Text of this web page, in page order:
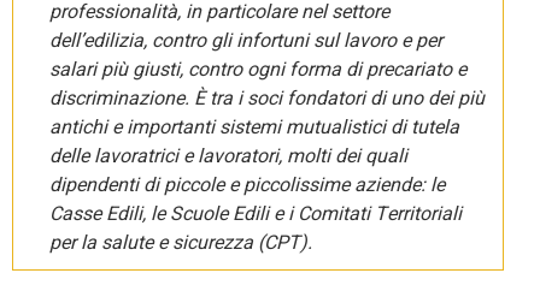
professionalità, in particolare nel settore
dell’edilizia, contro gli infortuni sul lavoro e per
salari più giusti, contro ogni forma di precariato e
discriminazione. È tra i soci fondatori di uno dei più
antichi e importanti sistemi mutualistici di tutela
delle lavoratrici e lavoratori, molti dei quali
dipendenti di piccole e piccolissime aziende: le
Casse Edili, le Scuole Edili e i Comitati Territoriali
per la salute e sicurezza (CPT).